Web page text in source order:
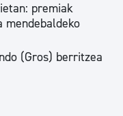
premiak
mendebaldeko
(Gros) berritzea